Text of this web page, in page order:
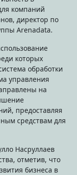
компаний
директор по
Arenadata.
которых
обработки
управления
на
предоставляя
средствам для
Насруллаев
отметив, что
бизнеса в